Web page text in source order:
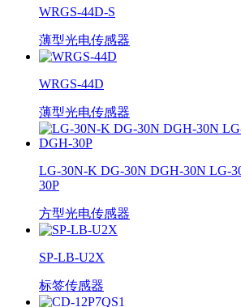
WRGS-44D-S
薄型光电传感器
WRGS-44D
薄型光电传感器
LG-30N-K DG-30N DGH-30N LG-
30P
方型光电传感器
SP-LB-U2X
标签传感器